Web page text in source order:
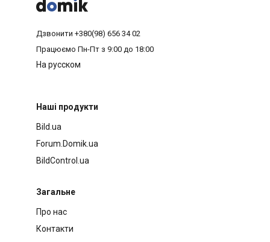



Дзвонити +380(98) 656 34 02
Працюємо Пн-Пт з 9:00 до 18:00
На русском
Наші продукти
Bild.ua
Forum.Domik.ua
BildControl.ua
Загальне
Про нас
Контакти